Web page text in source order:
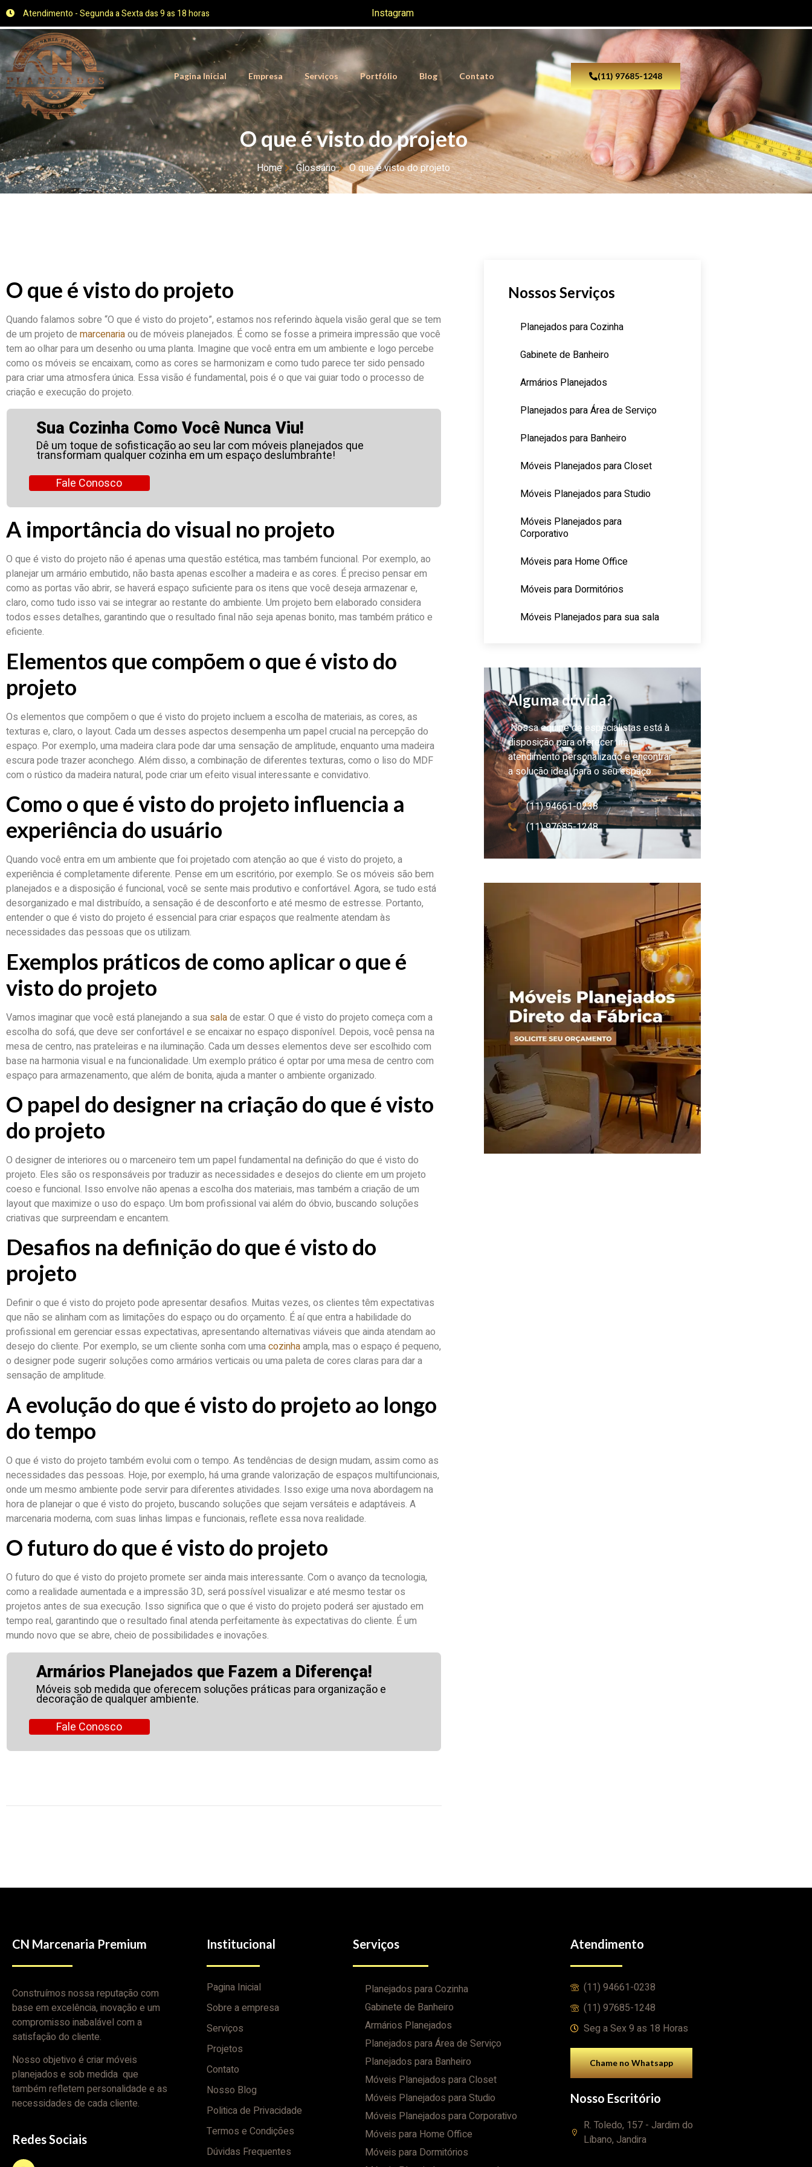
Atendimento - Segunda a Sexta das 9 as 18 horas Instagram
Pagina Inicial Empresa Serviços Portfólio Blog Contato (11) 97685-1248
O que é visto do projeto
Home Glossário O que é visto do projeto
O que é visto do projeto
Quando falamos sobre “O que é visto do projeto”, estamos nos referindo àquela visão geral que se tem
de um projeto de marcenariaou de móveis planejados. É como se fosse a primeira impressão que você
tem ao olhar para um desenho ou uma planta. Imagine que você entra em um ambiente e logo percebe
como os móveis se encaixam, como as cores se harmonizam e como tudo parece ter sido pensado
para criar uma atmosfera única. Essa visão é fundamental, pois é o que vai guiar todo o processo de
criação e execução do projeto.
Sua Cozinha Como Você Nunca Viu!
Dê um toque de sofisticação ao seu lar com móveis planejados que
transformam qualquer cozinha em um espaço deslumbrante!
Fale Conosco
A importância do visual no projeto
O que é visto do projeto não é apenas uma questão estética, mas também funcional. Por exemplo, ao
planejar um armário embutido, não basta apenas escolher a madeira e as cores. É preciso pensar em
como as portas vão abrir, se haverá espaço suficiente para os itens que você deseja armazenar e,
claro, como tudo isso vai se integrar ao restante do ambiente. Um projeto bem elaborado considera
todos esses detalhes, garantindo que o resultado final não seja apenas bonito, mas também prático e
eficiente.
Elementos que compõem o que é visto do
projeto
Os elementos que compõem o que é visto do projeto incluem a escolha de materiais, as cores, as
texturas e, claro, o layout. Cada um desses aspectos desempenha um papel crucial na percepção do
espaço. Por exemplo, uma madeira clara pode dar uma sensação de amplitude, enquanto uma madeira
escura pode trazer aconchego. Além disso, a combinação de diferentes texturas, como o liso do MDF
com o rústico da madeira natural, pode criar um efeito visual interessante e convidativo.
Como o que é visto do projeto influencia a
experiência do usuário
Quando você entra em um ambiente que foi projetado com atenção ao que é visto do projeto, a
experiência é completamente diferente. Pense em um escritório, por exemplo. Se os móveis são bem
planejados e a disposição é funcional, você se sente mais produtivo e confortável. Agora, se tudo está
desorganizado e mal distribuído, a sensação é de desconforto e até mesmo de estresse. Portanto,
entender o que é visto do projeto é essencial para criar espaços que realmente atendam às
necessidades das pessoas que os utilizam.
Exemplos práticos de como aplicar o que é
visto do projeto
Vamos imaginar que você está planejando a sua salade estar. O que é visto do projeto começa com a
escolha do sofá, que deve ser confortável e se encaixar no espaço disponível. Depois, você pensa na
mesa de centro, nas prateleiras e na iluminação. Cada um desses elementos deve ser escolhido com
base na harmonia visual e na funcionalidade. Um exemplo prático é optar por uma mesa de centro com
espaço para armazenamento, que além de bonita, ajuda a manter o ambiente organizado.
O papel do designer na criação do que é visto
do projeto
O designer de interiores ou o marceneiro tem um papel fundamental na definição do que é visto do
projeto. Eles são os responsáveis por traduzir as necessidades e desejos do cliente em um projeto
coeso e funcional. Isso envolve não apenas a escolha dos materiais, mas também a criação de um
layout que maximize o uso do espaço. Um bom profissional vai além do óbvio, buscando soluções
criativas que surpreendam e encantem.
Desafios na definição do que é visto do
projeto
Definir o que é visto do projeto pode apresentar desafios. Muitas vezes, os clientes têm expectativas
que não se alinham com as limitações do espaço ou do orçamento. É aí que entra a habilidade do
profissional em gerenciar essas expectativas, apresentando alternativas viáveis que ainda atendam ao
desejo do cliente. Por exemplo, se um cliente sonha com umacozinhaampla, mas o espaço é pequeno,
o designer pode sugerir soluções como armários verticais ou uma paleta de cores claras para dar a
sensação de amplitude.
A evolução do que é visto do projeto ao longo
do tempo
O que é visto do projeto também evolui com o tempo. As tendências de design mudam, assim como as
necessidades das pessoas. Hoje, por exemplo, há uma grande valorização de espaços multifuncionais,
onde um mesmo ambiente pode servir para diferentes atividades. Isso exige uma nova abordagem na
hora de planejar o que é visto do projeto, buscando soluções que sejam versáteis e adaptáveis. A
marcenaria moderna, com suas linhas limpas e funcionais, reflete essa nova realidade.
O futuro do que é visto do projeto
O futuro do que é visto do projeto promete ser ainda mais interessante. Com o avanço da tecnologia,
como a realidade aumentada e a impressão 3D, será possível visualizar e até mesmo testar os
projetos antes de sua execução. Isso significa que o que é visto do projeto poderá ser ajustado em
tempo real, garantindo que o resultado final atenda perfeitamente às expectativas do cliente. É um
mundo novo que se abre, cheio de possibilidades e inovações.
Armários Planejados que Fazem a Diferença!
Móveis sob medida que oferecem soluções práticas para organização e
decoração de qualquer ambiente.
Fale Conosco
Nossos Serviços
Planejados para Cozinha
Gabinete de Banheiro
Armários Planejados
Planejados para Área de Serviço
Planejados para Banheiro
Móveis Planejados para Closet
Móveis Planejados para Studio
Móveis Planejados para
Corporativo
Móveis para Home Office
Móveis para Dormitórios
Móveis Planejados para sua sala
Alguma dúvida?
Nossa equipe de especialistas está à
disposição para oferecer um
atendimento personalizado e encontrar
a solução ideal para o seu espaço.
(11) 94661-0238
(11) 97685-1248
CN Marcenaria Premium
Construímos nossa reputação com
base em excelência, inovação e um
compromisso inabalável com a
satisfação do cliente.
Nosso objetivo é criar móveis
planejados e sob medida que
também refletem personalidade e as
necessidades de cada cliente.
Redes Sociais
Institucional
Pagina Inicial
Sobre a empresa
Serviços
Projetos
Contato
Nosso Blog
Politica de Privacidade
Termos e Condições
Dúvidas Frequentes
Serviços
Planejados para Cozinha
Gabinete de Banheiro
Armários Planejados
Planejados para Área de Serviço
Planejados para Banheiro
Móveis Planejados para Closet
Móveis Planejados para Studio
Móveis Planejados para Corporativo
Móveis para Home Office
Móveis para Dormitórios
Atendimento
(11) 94661-0238
(11) 97685-1248
Seg a Sex 9 as 18 Horas
Chame no Whatsapp
Nosso Escritório
R. Toledo, 157 - Jardim do
Líbano, Jandira